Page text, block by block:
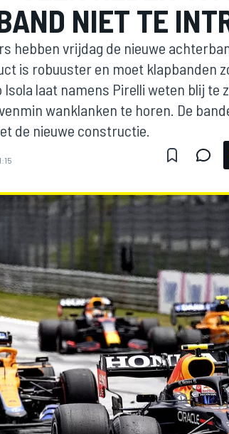
NIET TE
hebben vrijdag de nieuwe
is robuuster en moet klapbanden
laat namens Pirelli weten blij te
wanklanken te horen. De
de nieuwe constructie.